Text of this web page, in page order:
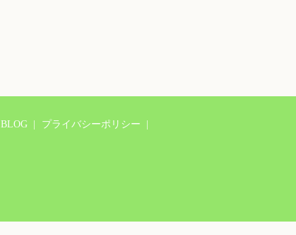
BLOG
プライバシーポリシー